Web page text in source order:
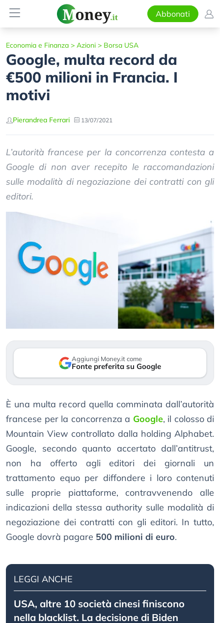
Abbonati
Economia e Finanza > Azioni > Borsa USA
Google, multa record da
€500 milioni in Francia. I
motivi
Pierandrea Ferrari 13/07/2021
L’autorità francese per la concorrenza contesta a
Google di non aver recepito le raccomandazioni
sulle modalità di negoziazione dei contratti con gli
editori.
Aggiungi Money.it come
Fonte preferita su Google
È una multa record quella comminata dall’autorità
francese per la concorrenza a Google, il colosso di
Mountain View controllato dalla holding Alphabet.
Google, secondo quanto accertato dall’antitrust,
non ha offerto agli editori dei giornali un
trattamento equo per diffondere i loro contenuti
sulle proprie piattaforme, contravvenendo alle
indicazioni della stessa authority sulle modalità di
negoziazione dei contratti con gli editori. In tutto,
Google dovrà pagare 500 milioni di euro.
LEGGI ANCHE
USA, altre 10 società cinesi finiscono
nella blacklist. La decisione di Biden